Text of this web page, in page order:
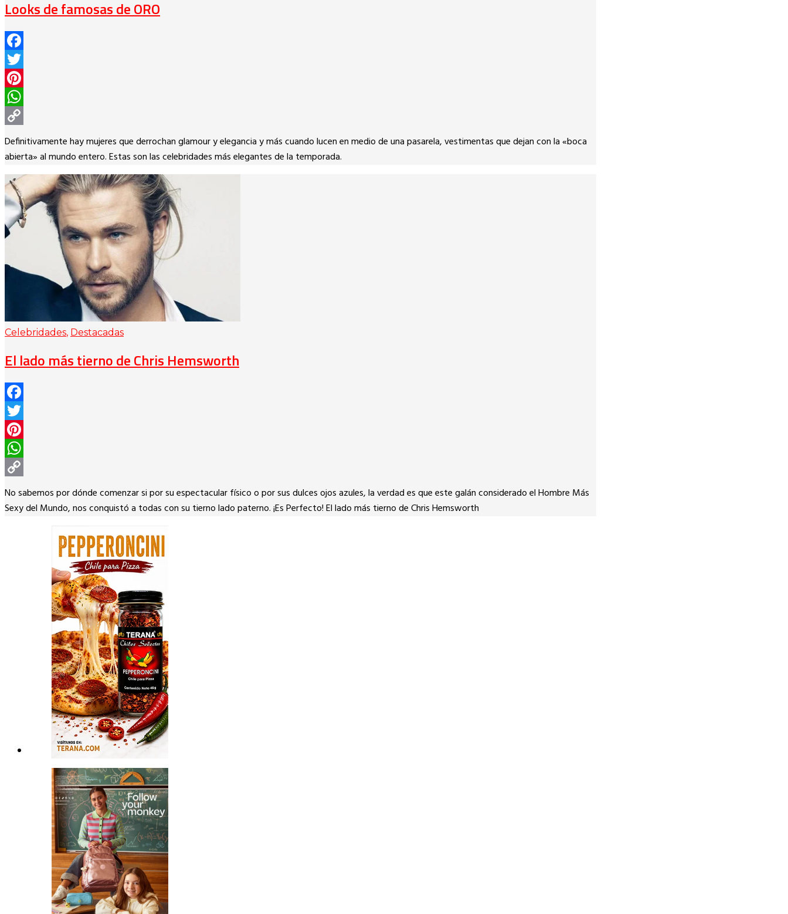
Looks de famosas de ORO
Facebook
Twitter
Pinterest
WhatsApp
Copy
Link
Definitivamente hay mujeres que derrochan glamour y elegancia y más cuando lucen en medio de una pasarela, vestimentas que dejan con la «boca
abierta» al mundo entero. Estas son las celebridades más elegantes de la temporada.
Celebridades, Destacadas
El lado más tierno de Chris Hemsworth
Facebook
Twitter
Pinterest
WhatsApp
Copy
Link
No sabemos por dónde comenzar si por su espectacular físico o por sus dulces ojos azules, la verdad es que este galán considerado el Hombre Más
Sexy del Mundo, nos conquistó a todas con su tierno lado paterno. ¡Es Perfecto! El lado más tierno de Chris Hemsworth